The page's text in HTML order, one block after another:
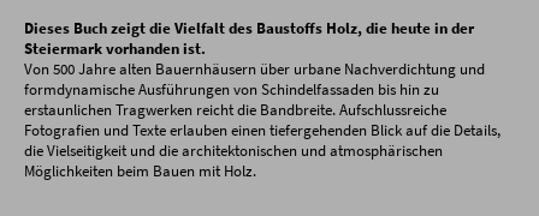
Dieses Buch zeigt die Vielfalt des Baustoffs Holz, die heute in der
Steiermark vorhanden ist.
Von 500 Jahre alten Bauernhäusern über urbane Nachverdichtung und
formdynamische Ausführungen von Schindelfassaden bis hin zu
erstaunlichen Tragwerken reicht die Bandbreite. Aufschlussreiche
Fotografien und Texte erlauben einen tiefergehenden Blick auf die Details,
die Vielseitigkeit und die architektonischen und atmosphärischen
Möglichkeiten beim Bauen mit Holz.